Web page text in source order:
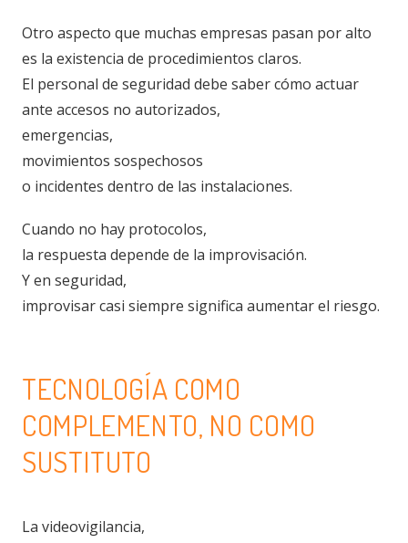
Otro aspecto que muchas empresas pasan por alto
es la existencia de procedimientos claros.
El personal de seguridad debe saber cómo actuar
ante accesos no autorizados,
emergencias,
movimientos sospechosos
o incidentes dentro de las instalaciones.
Cuando no hay protocolos,
la respuesta depende de la improvisación.
Y en seguridad,
improvisar casi siempre significa aumentar el riesgo.
TECNOLOGÍA COMO
COMPLEMENTO, NO COMO
SUSTITUTO
La videovigilancia,